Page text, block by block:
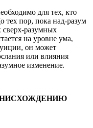
для тех, кто
тех пор, пока над-разум
сверх-разумных
на уровне ума,
он может
или влияния
изменение.
НИСХОЖДЕНИЮ